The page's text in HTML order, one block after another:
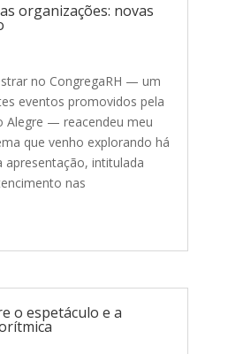
organizações: novas
no CongregaRH — um
eventos promovidos pela
Alegre — reacendeu meu
que venho explorando há
apresentação, intitulada
nas
o espetáculo e a